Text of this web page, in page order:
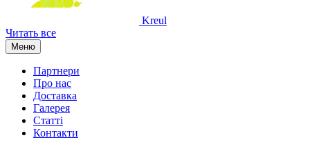
Kreul
Читать все
Меню
Партнери
Про нас
Доставка
Галерея
Статтi
Контакти